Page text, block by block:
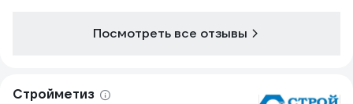
Посмотреть все отзывы
Стройметиз